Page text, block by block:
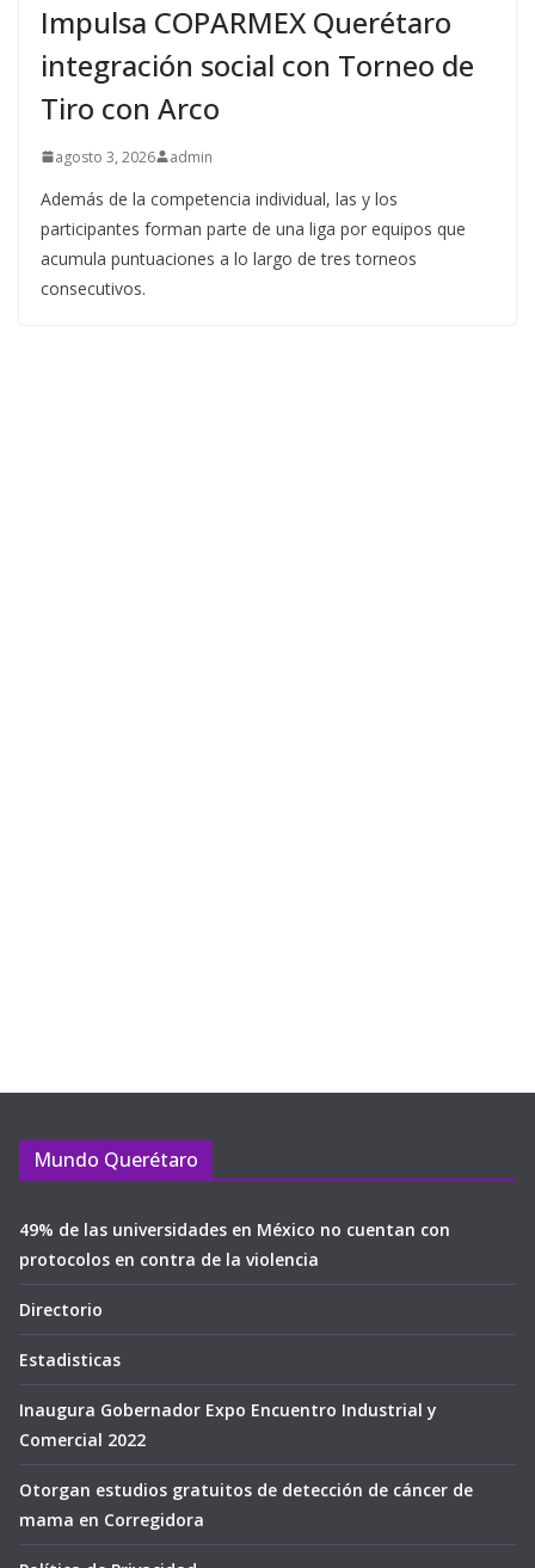
Impulsa COPARMEX Querétaro
integración social con Torneo de
Tiro con Arco
agosto 3, 2026 admin
Además de la competencia individual, las y los
participantes forman parte de una liga por equipos que
acumula puntuaciones a lo largo de tres torneos
consecutivos.
Mundo Querétaro
49% de las universidades en México no cuentan con
protocolos en contra de la violencia
Directorio
Estadisticas
Inaugura Gobernador Expo Encuentro Industrial y
Comercial 2022
Otorgan estudios gratuitos de detección de cáncer de
mama en Corregidora